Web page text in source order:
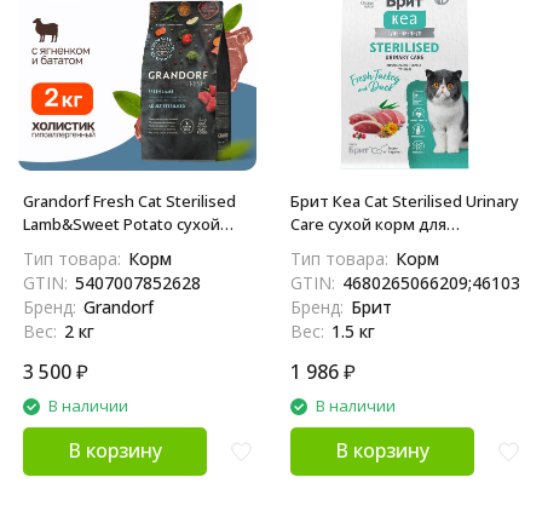
Grandorf Fresh Cat Sterilised
Lamb&Sweet Potato сухой
пробиотиками для взрослых
стерилизованных кошек с
ягненком и бататом - 2 кг
Тип товара: Корм
GTIN: 5407007852628
Бренд: Grandorf
Вес: 2 кг
3 500₽
В наличии
В корзину
Брит Кеа Cat Sterilised Urinary
Care сухой корм для
профилактики МКБ, с
индейкой и уткой - 1,5 кг
Тип товара: Корм
GTIN:
Бренд: Брит
Вес: 1.5 кг
1 986₽
В наличии
В корзину